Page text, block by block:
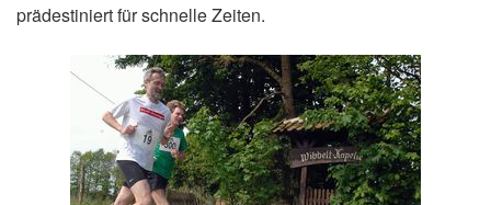
prädestiniert für schnelle Zeiten.